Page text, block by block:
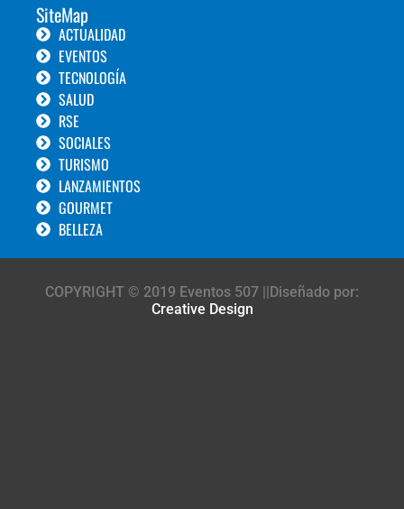
SiteMap
ACTUALIDAD
EVENTOS
TECNOLOGÍA
SALUD
RSE
SOCIALES
TURISMO
LANZAMIENTOS
GOURMET
BELLEZA
COPYRIGHT © 2019 Eventos 507 ||Diseñado por:
Creative Design